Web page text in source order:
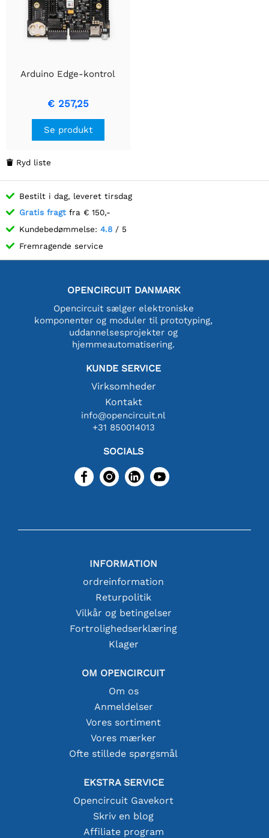
Arduino Edge-kontrol
€ 257,25
Se produkt
 Ryd liste
Bestilt i dag, leveret tirsdag
Gratis fragt fra € 150,-
Kundebedømmelse: 4.8 / 5
Fremragende service
OPENCIRCUIT DANMARK
Opencircuit sælger elektroniske
komponenter og moduler til prototyping,
uddannelsesprojekter og
hjemmeautomatisering.
KUNDE SERVICE
Virksomheder
Kontakt
info@opencircuit.nl
+31 850014013
SOCIALS
INFORMATION
ordreinformation
Returpolitik
Vilkår og betingelser
Fortrolighedserklæring
Klager
OM OPENCIRCUIT
Om os
Anmeldelser
Vores sortiment
Vores mærker
Ofte stillede spørgsmål
EKSTRA SERVICE
Opencircuit Gavekort
Skriv en blog
Affiliate program